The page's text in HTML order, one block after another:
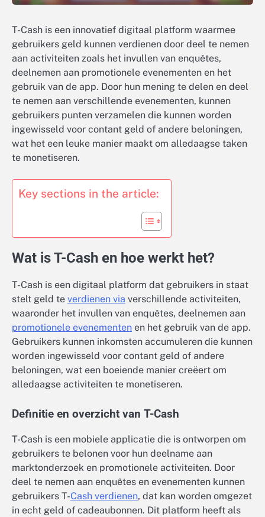
T-Cash is een innovatief digitaal platform waarmee
gebruikers geld kunnen verdienen door deel te nemen
aan activiteiten zoals het invullen van enquêtes,
deelnemen aan promotionele evenementen en het
gebruik van de app. Door hun mening te delen en deel
te nemen aan verschillende evenementen, kunnen
gebruikers punten verzamelen die kunnen worden
ingewisseld voor contant geld of andere beloningen,
wat het een leuke manier maakt om alledaagse taken
te monetiseren.
Key sections in the article:
Wat is T-Cash en hoe werkt het?
T-Cash is een digitaal platform dat gebruikers in staat
stelt geld te verdienen via verschillende activiteiten,
waaronder het invullen van enquêtes, deelnemen aan
promotionele evenementen en het gebruik van de app.
Gebruikers kunnen inkomsten accumuleren die kunnen
worden ingewisseld voor contant geld of andere
beloningen, wat een boeiende manier creëert om
alledaagse activiteiten te monetiseren.
Definitie en overzicht van T-Cash
T-Cash is een mobiele applicatie die is ontworpen om
gebruikers te belonen voor hun deelname aan
marktonderzoek en promotionele activiteiten. Door
deel te nemen aan enquêtes en evenementen kunnen
gebruikers T-Cash verdienen, dat kan worden omgezet
in echt geld of cadeaubonnen. Dit platform heeft als